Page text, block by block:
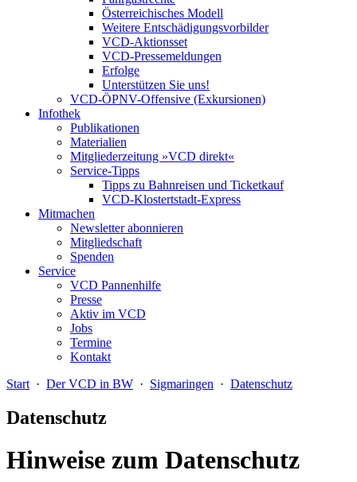
Österreichisches Modell
Weitere Entschädigungsvorbilder
VCD-Aktionsset
VCD-Pressemeldungen
Erfolge
Unterstützen Sie uns!
VCD-ÖPNV-Offensive (Exkursionen)
Infothek
Publikationen
Materialien
Mitgliederzeitung »VCD direkt«
Service-Tipps
Tipps zu Bahnreisen und Ticketkauf
VCD-Klostertstadt-Express
Mitmachen
Newsletter abonnieren
Mitgliedschaft
Spenden
Service
VCD Pannenhilfe
Presse
Aktiv im VCD
Jobs
Termine
Kontakt
Start · Der VCD in BW · Sigmaringen · Datenschutz
Datenschutz
Hinweise zum Datenschutz